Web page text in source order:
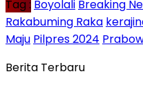
Tag : Boyolali Breaking
Rakabuming Raka
Maju Pilpres 2024
Berita Terbaru